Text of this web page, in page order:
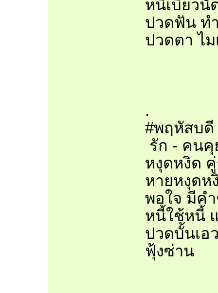
หนี้เบี้ยวนั
ปวดฟัน ท
ปวดตา ไ
.
#พฤหัสบดี
รัก - คนคุ
หงุดหงิด
หายหงุดห
พอใจ มีค
หนี้ใช้หนี้
ปวดบั้นเอ
ฟุ้งซ่าน